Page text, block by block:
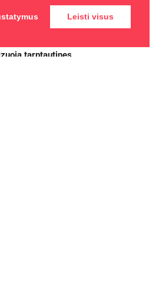
savivaldybės
Antiteroristinių
tarptautines
Leisti visus